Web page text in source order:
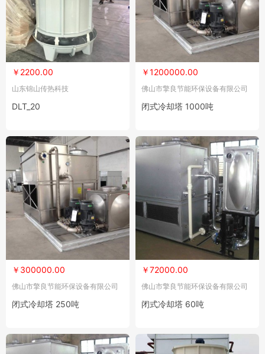
￥2200.00
山东锦山传热科技
DLT_20
￥1200000.00
佛山市擎良节能环保设备有限公司
闭式冷却塔 1000吨
￥300000.00
佛山市擎良节能环保设备有限公司
闭式冷却塔 250吨
￥72000.00
佛山市擎良节能环保设备有限公司
闭式冷却塔 60吨